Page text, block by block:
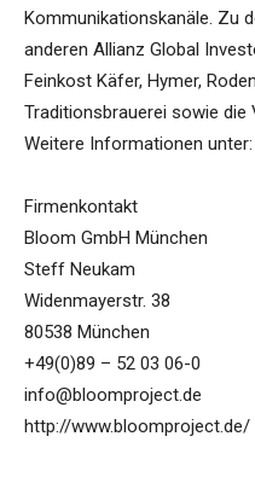
Kommunikationskanäle. Zu
anderen Allianz Global
Feinkost Käfer, Hymer,
Traditionsbrauerei sowie die
Weitere Informationen
Firmenkontakt
Bloom GmbH München
Steff Neukam
Widenmayerstr. 38
80538 München
+49(0)89 – 52 03 06-0
info@bloomproject.de
http://www.bloomproject.de/